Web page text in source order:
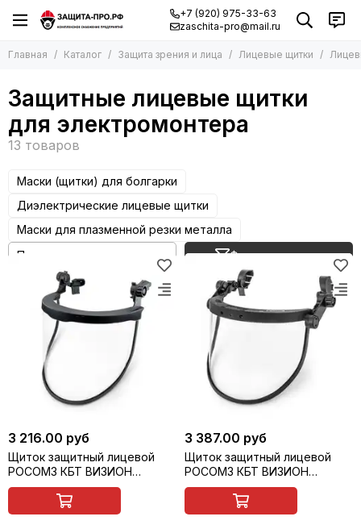
+7 (920) 975-33-63
zaschita-pro@mail.ru
Главная Каталог Защита зрения и лица Лицевые щитки
Защитные лицевые щитки
для электромонтера
Маски (щитки) для болгарки
Диэлектрические лицевые щитки
Маски для плазменной резки металла
Фильтр товаров
3 216.00 руб
Щиток защитный лицевой
РОСОМЗ КБТ ВИЗИОН
ЭНЕРГО для защиты от
термических рисков
электрической дуги, арт.
3 387.00 руб
Щиток защитный лицевой
РОСОМЗ КБТ ВИЗИОН
ENERGO RX с креплением на
каску, арт. 04257